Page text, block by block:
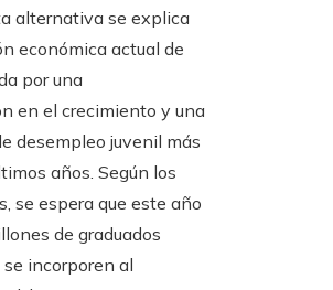
alternativa se explica
económica actual de
por una
en el crecimiento y una
desempleo juvenil más
años. Según los
se espera que este año
de graduados
incorporen al